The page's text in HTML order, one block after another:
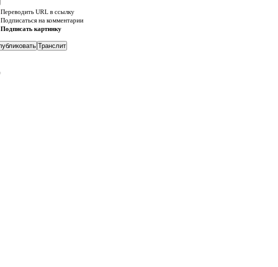
Переводить URL в ссылку
Подписаться на комментарии
Подписать картинку